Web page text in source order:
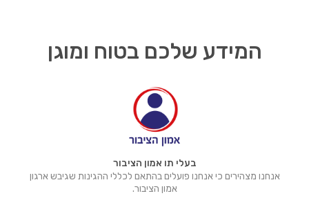
המידע שלכם בטוח ומוגן
בעלי תו אמון הציבור
אנחנו מצהירים כי אנחנו פועלים בהתאם לכללי ההגינות שגיבש ארגון
אמון הציבור.